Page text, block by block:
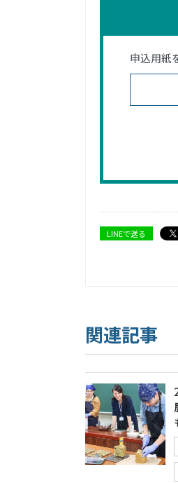
申込用紙
LINEで送る
関連記事